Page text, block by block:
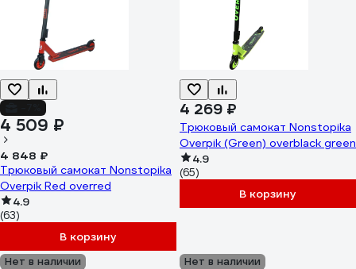
4 509 ₽
4 848 ₽
Трюковый самокат Nonstopika
Overpik Red overred
4.9
(63)
В корзину
4 269 ₽
Трюковый самокат Nonstopika
Overpik (Green) overblack green
4.9
(65)
В корзину
Нет в наличии Нет в наличии